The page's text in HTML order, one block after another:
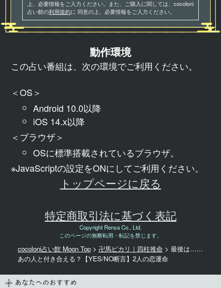
上、必要情報をご入力ください。また、ご購入に関しては、cocoloni
占い館の利用規約に 同意の上、必要情報をご入力ください。
動作環境
この占い番組は、次の環境でご利用ください。
＜OS＞
Android 10.0以降
iOS 14.x以降
＜ブラウザ＞
OSに標準搭載されているブラウザ。
※JavaScriptの設定をONにしてご利用ください。
トップページに戻る
特定商取引法に基づく表記
Copyright Rensa Co., Ltd.
このページの無断転用・転記を禁じます。
cocoloni占い館 Moon Top> 卍馬ピカリ｜四柱推命 > 最後は……
あの人と付き合える？【YES/NO断言】2人の恋運命
あなたへのおすすめ